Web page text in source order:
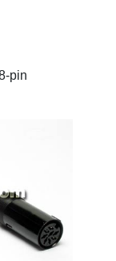
pin